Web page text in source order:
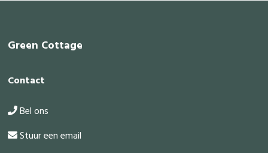
Footer
Green Cottage
Contact
Bel ons
Stuur een email